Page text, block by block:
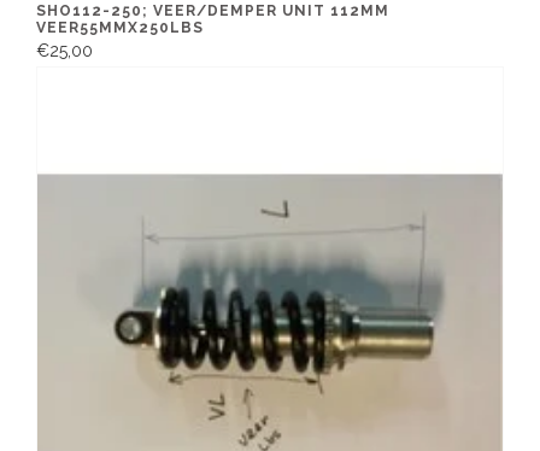
SHO112-250; VEER/DEMPER UNIT 112MM
VEER55MMX250LBS
€25,00